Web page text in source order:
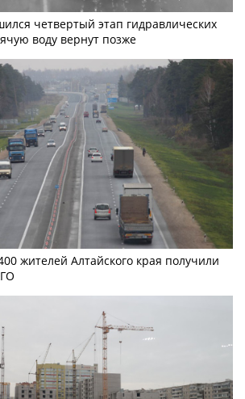
четвертый этап гидравлических
воду вернут позже
жителей Алтайского края получили